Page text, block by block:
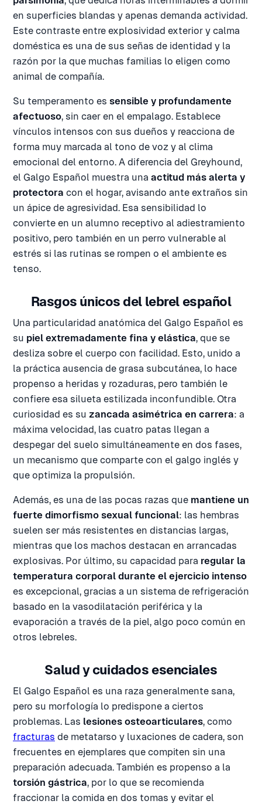
en superficies blandas y apenas demanda actividad.
Este contraste entre explosividad exterior y calma
doméstica es una de sus señas de identidad y la
razón por la que muchas familias lo eligen como
animal de compañía.
Su temperamento es sensible y profundamente
afectuoso, sin caer en el empalago. Establece
vínculos intensos con sus dueños y reacciona de
forma muy marcada al tono de voz y al clima
emocional del entorno. A diferencia del Greyhound,
el Galgo Español muestra una actitud más alerta y
protectora con el hogar, avisando ante extraños sin
un ápice de agresividad. Esa sensibilidad lo
convierte en un alumno receptivo al adiestramiento
positivo, pero también en un perro vulnerable al
estrés si las rutinas se rompen o el ambiente es
tenso.
Rasgos únicos del lebrel español
Una particularidad anatómica del Galgo Español es
su piel extremadamente fina y elástica, que se
desliza sobre el cuerpo con facilidad. Esto, unido a
la práctica ausencia de grasa subcutánea, lo hace
propenso a heridas y rozaduras, pero también le
confiere esa silueta estilizada inconfundible. Otra
curiosidad es su zancada asimétrica en carrera: a
máxima velocidad, las cuatro patas llegan a
despegar del suelo simultáneamente en dos fases,
un mecanismo que comparte con el galgo inglés y
que optimiza la propulsión.
Además, es una de las pocas razas que mantiene un
fuerte dimorfismo sexual funcional: las hembras
suelen ser más resistentes en distancias largas,
mientras que los machos destacan en arrancadas
explosivas. Por último, su capacidad para regular la
temperatura corporal durante el ejercicio intenso
es excepcional, gracias a un sistema de refrigeración
basado en la vasodilatación periférica y la
evaporación a través de la piel, algo poco común en
otros lebreles.
Salud y cuidados esenciales
El Galgo Español es una raza generalmente sana,
pero su morfología lo predispone a ciertos
problemas. Las lesiones osteoarticulares, como
fracturas de metatarso y luxaciones de cadera, son
frecuentes en ejemplares que compiten sin una
preparación adecuada. También es propenso a la
torsión gástrica, por lo que se recomienda
fraccionar la comida en dos tomas y evitar el